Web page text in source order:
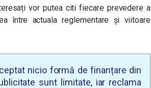
vor putea citi fiecare prevedere a
între actuala reglementare și viitoare
nicio formă de finanțare din
sunt limitate, iar reclama